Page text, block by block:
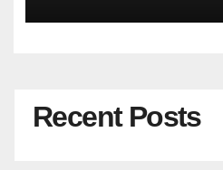
Recent Posts